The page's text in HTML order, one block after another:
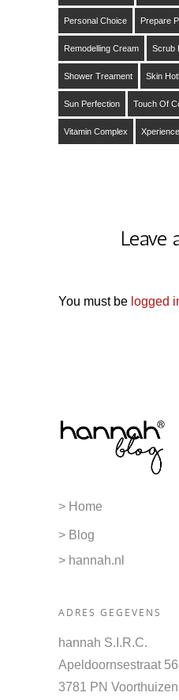
Personal Choice Prepare
Remodelling Cream Scrub
Shower Treament Skin
Sun Perfection Touch Of
Vitamin Complex Xperience
Leave
You must be logged
> Home
> Blog
> hannah.nl
ADRES GEGEVENS
hannah S.I.R.C.
Apeldoornsestraat 56
3781 PN Voorthuizen